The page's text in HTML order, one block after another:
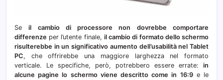
Seil cambio di processore non dovrebbe comportare
differenze per l’utente finale, il cambio di formato dello schermo
risulterebbe in un significativo aumento dell’usabilità nel Tablet
PC, che offrirebbe una maggiore larghezza nel formato
verticale. Le specifiche, però, potrebbero essere errate: in
alcune pagine lo schermo viene descritto come in 16:9e le